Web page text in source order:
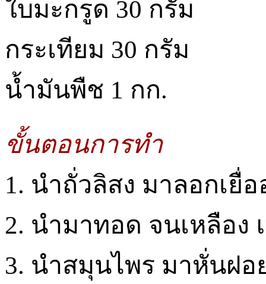
ใบมะกรูด 30 กรัม
กระเทียม 30 กรัม
น้ำมันพืช 1 กก.
ขั้นตอนการทำ
1. นำถั่วลิสง มาลอกเยื่
2. นำมาทอด จนเหลือ
3. นำสมุนไพร มาหั่นฝอ